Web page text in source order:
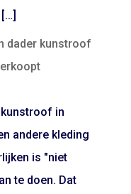
dader kunstroof
kunstroof in
andere kleding
is "niet
te doen. Dat